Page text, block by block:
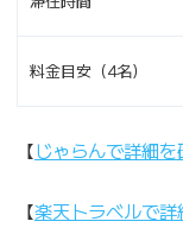
料金目安（4名）
【じゃらんで詳細を
【楽天トラベルで